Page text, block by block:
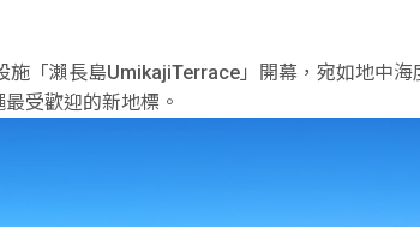
「瀨長島UmikajiTerrace」開幕，宛如地中
受歡迎的新地標。